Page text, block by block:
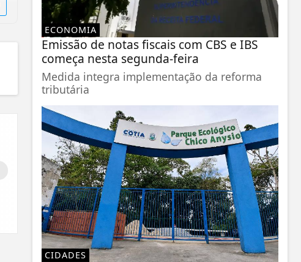
ECONOMIA
Emissão de notas fiscais com CBS e IBS
começa nesta segunda-feira
Medida integra implementação da reforma
tributária
CIDADES